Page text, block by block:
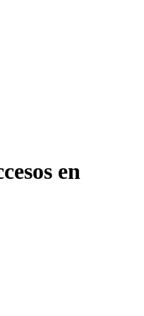
en